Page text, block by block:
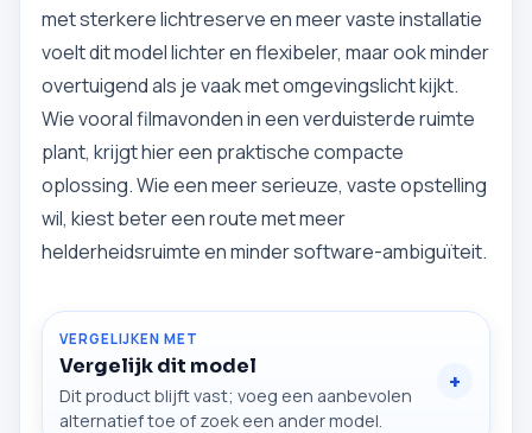
met sterkere lichtreserve en meer vaste installatie
voelt dit model lichter en flexibeler, maar ook minder
overtuigend als je vaak met omgevingslicht kijkt.
Wie vooral filmavonden in een verduisterde ruimte
plant, krijgt hier een praktische compacte
oplossing. Wie een meer serieuze, vaste opstelling
wil, kiest beter een route met meer
helderheidsruimte en minder software-ambiguïteit.
VERGELIJKEN MET
Vergelijk dit model
Dit product blijft vast; voeg een aanbevolen
alternatief toe of zoek een ander model.